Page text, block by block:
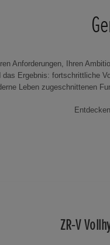
Anforderungen, Ihren
Ergebnis: fortschrittliche
Leben zugeschnittenen
ZR-V